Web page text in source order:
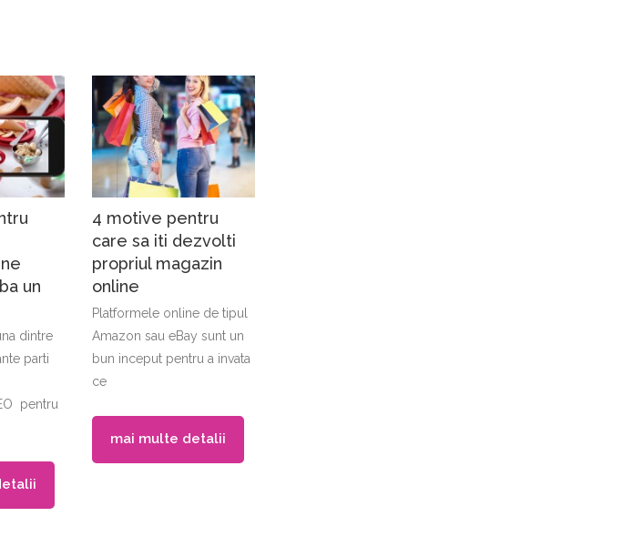
un
dintre
parti
pentru
4 motive pentru
care sa iti dezvolti
propriul magazin
online
Platformele online de tipul
Amazon sau eBay sunt un
bun inceput pentru a invata
ce
mai multe detalii